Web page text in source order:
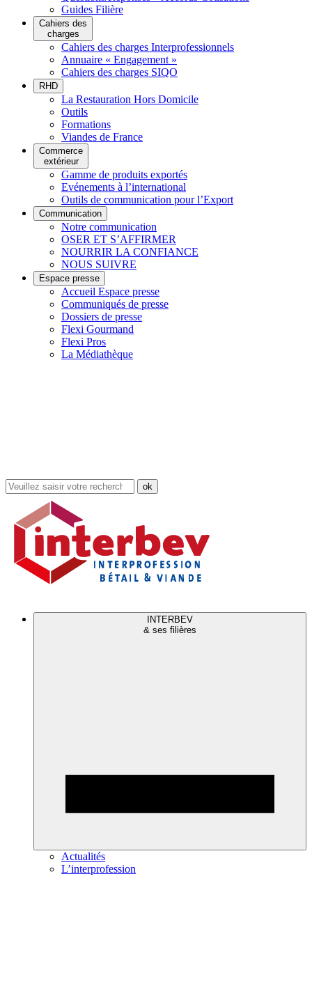
Guides Filière
Cahiers des
charges
Cahiers des charges Interprofessionnels
Annuaire « Engagement »
Cahiers des charges SIQO
RHD
La Restauration Hors Domicile
Outils
Formations
Viandes de France
Commerce
extérieur
Gamme de produits exportés
Evénements à l’international
Outils de communication pour l’Export
Communication
Notre communication
OSER ET S’AFFIRMER
NOURRIR LA CONFIANCE
NOUS SUIVRE
Espace presse
Accueil Espace presse
Communiqués de presse
Dossiers de presse
Flexi Gourmand
Flexi Pros
La Médiathèque
Rechercher
dans
site
INTERBEV
& ses filières
Actualités
L’interprofession